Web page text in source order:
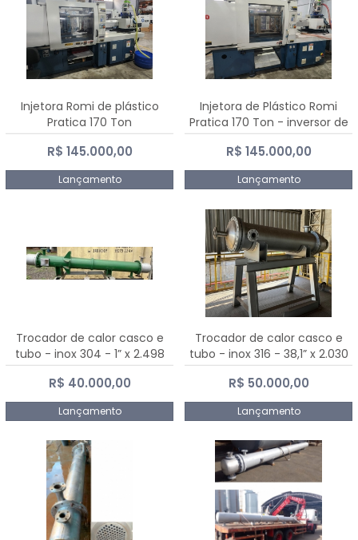
Injetora Romi de plástico
Pratica 170 Ton
R$ 145.000,00
Lançamento
Injetora de Plástico Romi
Pratica 170 Ton - inversor de
frequência NR 12
R$ 145.000,00
Lançamento
Trocador de calor casco e
tubo - inox 304 - 1” x 2.498
mm
R$ 40.000,00
Lançamento
Trocador de calor casco e
tubo - inox 316 - 38,1” x 2.030
mm
R$ 50.000,00
Lançamento